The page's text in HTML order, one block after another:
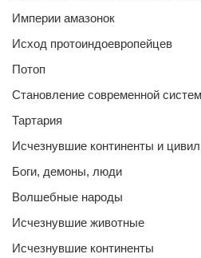
Империи амазонок
Исход протоиндоевропейцев
Потоп
Становление современной
Тартария
Исчезнувшие континенты и
Боги, демоны, люди
Волшебные народы
Исчезнувшие животные
Исчезнувшие континенты